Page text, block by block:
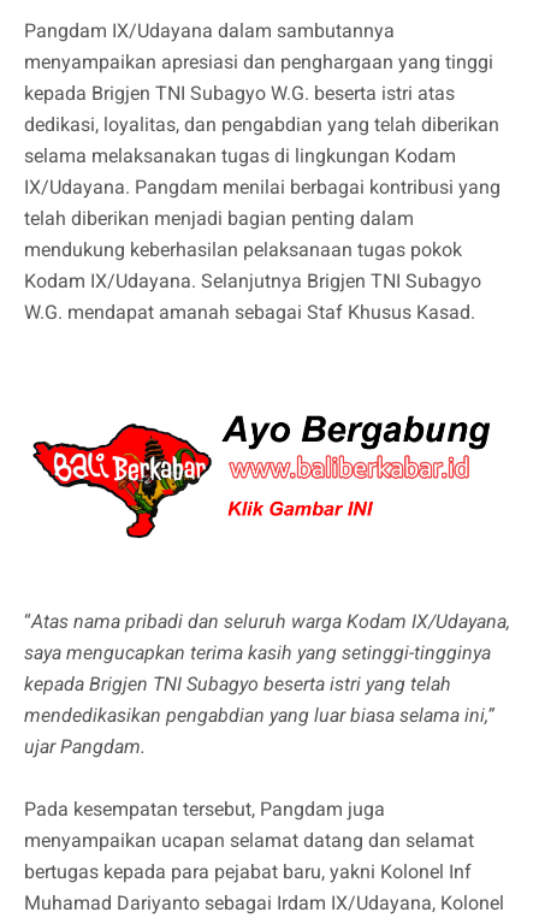
Pangdam IX/Udayana dalam sambutannya
menyampaikan apresiasi dan penghargaan yang tinggi
kepada Brigjen TNI Subagyo W.G. beserta istri atas
dedikasi, loyalitas, dan pengabdian yang telah diberikan
selama melaksanakan tugas di lingkungan Kodam
IX/Udayana. Pangdam menilai berbagai kontribusi yang
telah diberikan menjadi bagian penting dalam
mendukung keberhasilan pelaksanaan tugas pokok
Kodam IX/Udayana. Selanjutnya Brigjen TNI Subagyo
W.G. mendapat amanah sebagai Staf Khusus Kasad.
“Atas nama pribadi dan seluruh warga Kodam IX/Udayana,
saya mengucapkan terima kasih yang setinggi-tingginya
kepada Brigjen TNI Subagyo beserta istri yang telah
mendedikasikan pengabdian yang luar biasa selama ini,”
ujar Pangdam.
Pada kesempatan tersebut, Pangdam juga
menyampaikan ucapan selamat datang dan selamat
bertugas kepada para pejabat baru, yakni Kolonel Inf
Muhamad Dariyanto sebagai Irdam IX/Udayana, Kolonel